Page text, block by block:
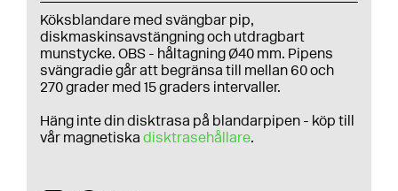
Köksblandare med svängbar pip,
diskmaskinsavstängning och utdragbart
munstycke. OBS - håltagning Ø40 mm. Pipens
svängradie går att begränsa till mellan 60 och
270 grader med 15 graders intervaller.
Häng inte din disktrasa på blandarpipen - köp till
vår magnetiska disktrasehållare.